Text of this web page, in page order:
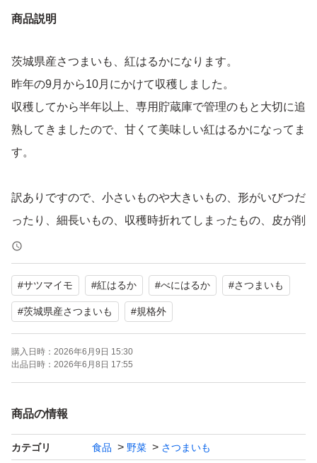
商品説明
茨城県産さつまいも、紅はるかになります。
昨年の9月から10月にかけて収穫しました。
収穫してから半年以上、専用貯蔵庫で管理のもと大切に追
熟してきましたので、甘くて美味しい紅はるかになってま
す。
訳ありですので、小さいものや大きいもの、形がいびつだ
ったり、細長いもの、収穫時折れてしまったもの、皮が削
れてしまったもの、虫食いなど、スーパーなどの店頭では
あまり見かけないものも入ってます。
ですが、紅はるかにはかわりはありませんので、
美味しく召し上がれます。
（折れているものはお早めにお召し上がり下さい）
出荷日に検品して箱詰めしておりますが、輸送時の状況や
#サツマイモ #紅はるか #べにはるか #さつまいも
#茨城県産さつまいも #規格外
購入日時： 2026年6月9日 15:30
出品日時： 2026年6月8日 17:55
商品の情報
カテゴリ 食品 野菜 さつまいも